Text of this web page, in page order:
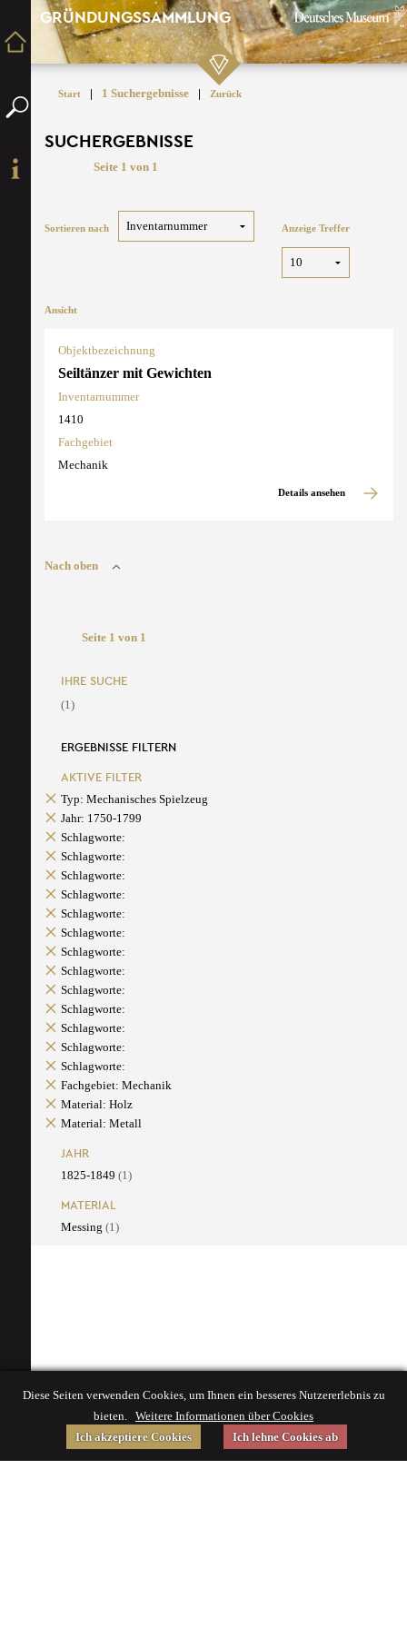
GRÜNDUNGSSAMMLUNG
Start | 1 Suchergebnisse | Zurück
SUCHERGEBNISSE
Seite 1 von 1
Sortieren nach Anzeige Treffer
Ansicht
Objektbezeichnung
Seiltänzer mit Gewichten
Inventarnummer
1410
Fachgebiet
Mechanik
Details ansehen
Nach oben
Seite 1 von 1
IHRE SUCHE
(1)
ERGEBNISSE FILTERN
AKTIVE FILTER
Typ: Mechanisches Spielzeug
Jahr: 1750-1799
Schlagworte:
Schlagworte:
Schlagworte:
Schlagworte:
Schlagworte:
Schlagworte:
Schlagworte:
Schlagworte:
Schlagworte:
Schlagworte:
Schlagworte:
Schlagworte:
Schlagworte:
Fachgebiet: Mechanik
Material: Holz
Material: Metall
JAHR
1825-1849 (1)
MATERIAL
Messing (1)
Diese Seiten verwenden Cookies, um Ihnen ein besseres Nutzererlebnis zu
bieten. Weitere Informationen über Cookies
Ich akzeptiere Cookies
Ich lehne Cookies ab